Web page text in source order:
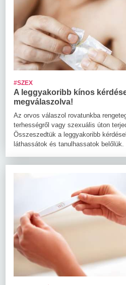
#SZEX
A leggyakoribb kínos
megválaszolva!
Az orvos válaszol rovatunkba
terhességről vagy szexuális úton
Összeszedtük a leggyakoribb
láthassátok és tanulhassatok belőlük.